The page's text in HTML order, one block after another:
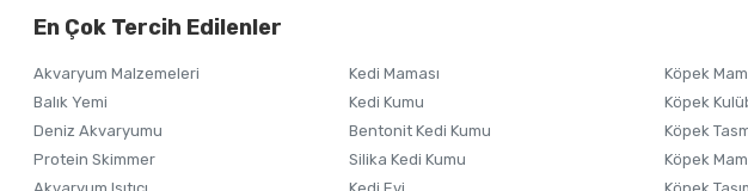
Ürün açıklamasında eksik bilgiler bulunuyor.
Ürün fiyatı diğer sitelerden daha pahalı.
En Çok Tercih Edilenler
Akvaryum Malzemeleri
Balık Yemi
Deniz Akvaryumu
Protein Skimmer
Kedi Maması
Kedi Kumu
Bentonit Kedi Kumu
Silika Kedi Kumu
Köpek
Köpek
Köpek
Köpek